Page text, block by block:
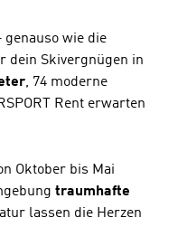
genauso wie die
dein Skivergnügen in
, 74 moderne
Rent erwarten
Oktober bis Mai
traumhafte
lassen die Herzen